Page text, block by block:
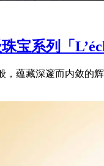
宝系列「
，蕴藏深邃而内敛的